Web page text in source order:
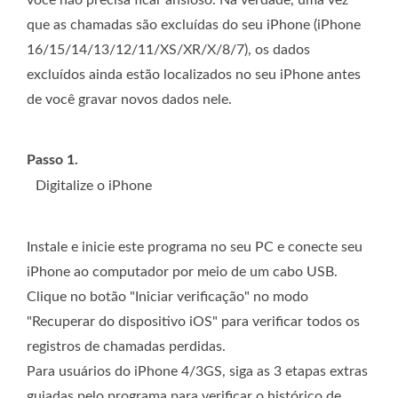
que as chamadas são excluídas do seu iPhone (iPhone
16/15/14/13/12/11/XS/XR/X/8/7), os dados
excluídos ainda estão localizados no seu iPhone antes
de você gravar novos dados nele.
Passo 1.
Digitalize o iPhone
Instale e inicie este programa no seu PC e conecte seu
iPhone ao computador por meio de um cabo USB.
Clique no botão "Iniciar verificação" no modo
"Recuperar do dispositivo iOS" para verificar todos os
registros de chamadas perdidas.
Para usuários do iPhone 4/3GS, siga as 3 etapas extras